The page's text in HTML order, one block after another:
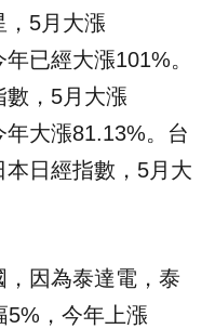
，5月大漲
已經大漲101%。
數，5月大漲
大漲81.13%。台
日經指數，5月大
，因為泰達電，泰
5%，今年上漲